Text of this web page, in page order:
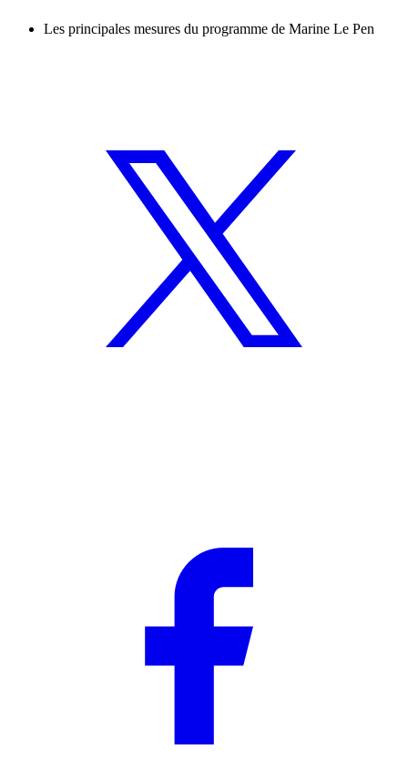
Les principales mesures du programme de Marine Le Pen